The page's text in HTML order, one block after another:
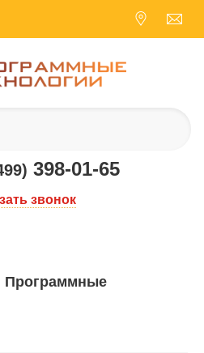
398-01-65
звонок
Программные